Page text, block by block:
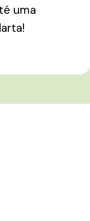
uma